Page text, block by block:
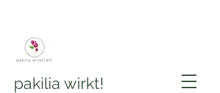
pakilia wirkt!